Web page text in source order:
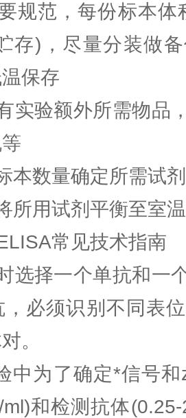
规范，每份标本体
存)，尽量分装做
保存
实验额外所需物品
本数量确定所需试
所用试剂平衡至室
常见技术指南
选择一个单抗和一
必须识别不同表
。
中为了确定*信号
和检测抗体